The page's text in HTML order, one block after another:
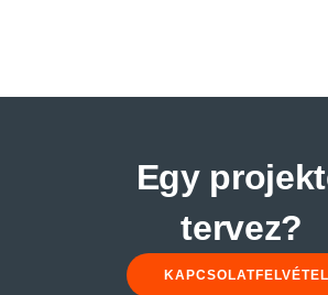
Egy
tervez?
KAPCSOLATFELVÉTEL